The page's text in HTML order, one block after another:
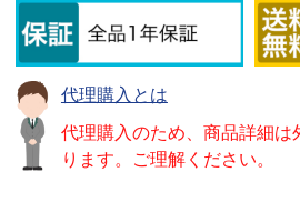
代理購入とは
代理購入のため、商品詳細
ります。ご理解ください。